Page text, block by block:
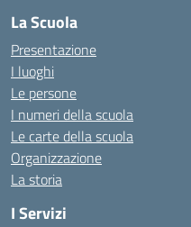
La Scuola
Presentazione
I luoghi
Le persone
I numeri della scuola
Le carte della scuola
Organizzazione
La storia
I Servizi